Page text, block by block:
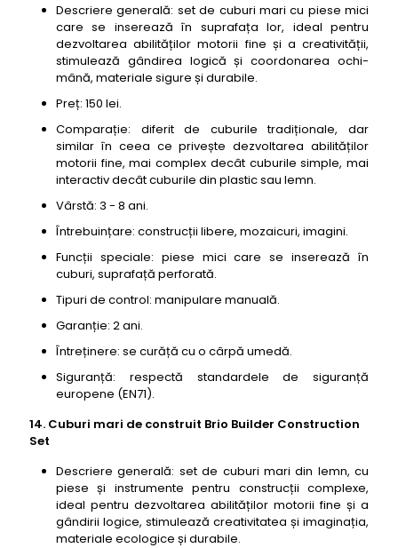
Descriere generală: set de cuburi mari cu piese mici
care se inserează în suprafața lor, ideal pentru
dezvoltarea abilităților motorii fine și a creativității,
stimulează gândirea logică și coordonarea ochi-
mână, materiale sigure și durabile.
Preț: 150 lei.
Comparație: diferit de cuburile tradiționale, dar
similar în ceea ce privește dezvoltarea abilităților
motorii fine, mai complex decât cuburile simple, mai
interactiv decât cuburile din plastic sau lemn.
Vârstă: 3 - 8 ani.
Întrebuințare: construcții libere, mozaicuri, imagini.
Funcții speciale: piese mici care se inserează în
cuburi, suprafață perforată.
Tipuri de control: manipulare manuală.
Garanție: 2 ani.
Întreținere: se curăță cu o cârpă umedă.
Siguranță: respectă standardele de siguranță
europene (EN71).
14. Cuburi mari de construit Brio Builder Construction
Set
Descriere generală: set de cuburi mari din lemn, cu
piese și instrumente pentru construcții complexe,
ideal pentru dezvoltarea abilităților motorii fine și a
gândirii logice, stimulează creativitatea și imaginația,
materiale ecologice și durabile.